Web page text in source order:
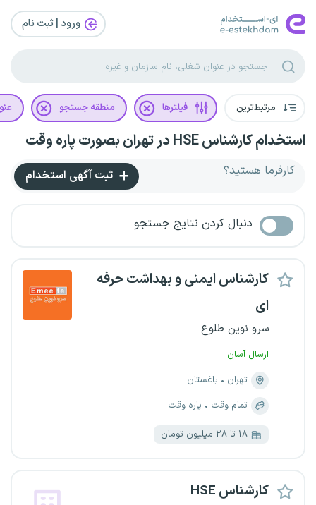
ورود | ثبت‌ نام
مرتبط‌ترین فیلترها منطقه جستجو
استخدام کارشناس HSE در تهران بصورت پاره وقت
کارفرما هستید؟ ثبت آگهی استخدام
دنبال کردن نتایج جستجو
کارشناس ایمنی و بهداشت حرفه
ای
سرو نوین طلوع
ارسال آسان
تهران
باغستان
تمام وقت
پاره وقت
۱۸ تا ۲۸ میلیون تومان
کارشناس HSE